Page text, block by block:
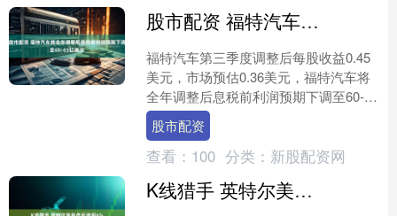
股市配资 福特汽车将全年调整后息税前利润预期下调至60-65亿美元
福特汽车第三季度调整后每股收益0.45
美元，市场预估0.36美元，福特汽车将
全年调整后息税前利润预期下调至60-65
亿美元，原预期为65-75亿美元。福特汽
车仍....
股市配资
查看： 100 分类： 新股配资网
K线猎手 英特尔美股盘后涨超6%